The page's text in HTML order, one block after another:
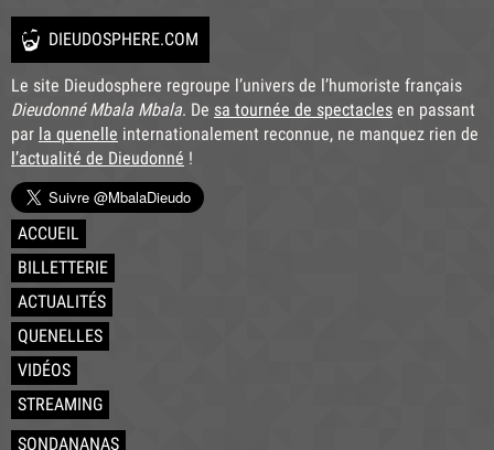
DIEUDOSPHERE.COM
Le site Dieudosphere regroupe l’univers de l’humoriste français
Dieudonné Mbala Mbala. De sa tournée de spectacles en passant
par la quenelle internationalement reconnue, ne manquez rien de
l’actualité de Dieudonné !
ACCUEIL
BILLETTERIE
ACTUALITÉS
QUENELLES
VIDÉOS
STREAMING
SONDANANAS